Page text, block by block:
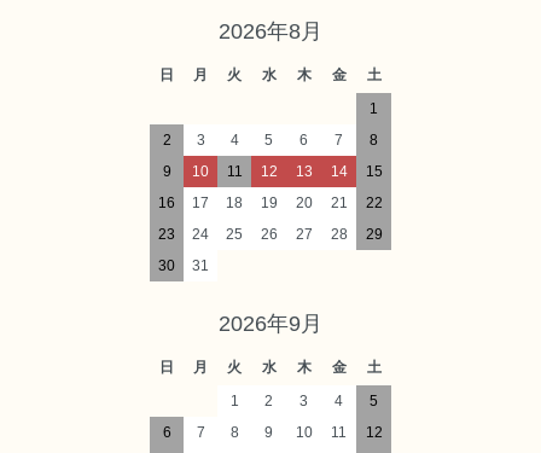
2026年8月
日 月 火 水 木 金
土
1
2
3 4 5 6 7
8
9
10 11 12 13 14
15
16
17 18 19 20 21
22
23
24 25 26 27 28
29
30
31
2026年9月
日 月 火 水 木 金
土
1
2 3 4
5
6
7 8 9 10 11
12